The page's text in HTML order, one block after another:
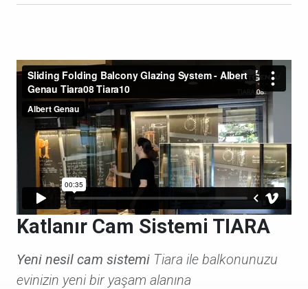
Katlanır Cam Sistemi TIARA
Yeni nesil cam sistemi Tiara ile balkonunuzu
evinizin yeni bir yaşam alanına